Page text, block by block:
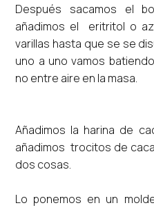
Después sacamos el
añadimos el eritritol o
varillas hasta que se se
uno a uno vamos
no entre aire en la masa.
Añadimos la harina de
añadimos trocitos de
dos cosas.
Lo ponemos en un